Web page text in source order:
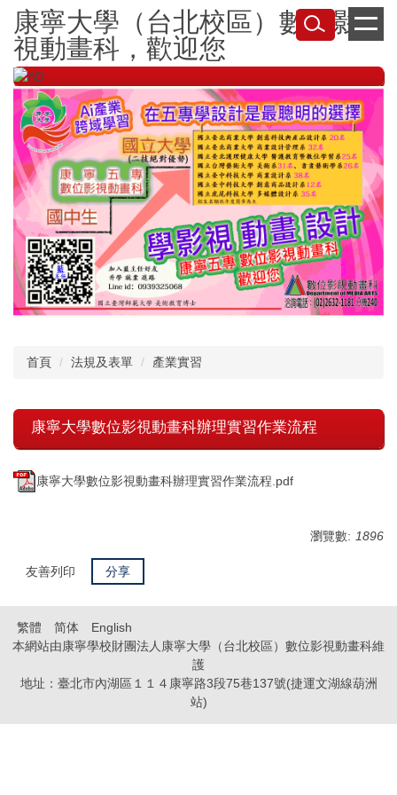
跳
到
主
要
內
容
康寧大學（台北校區）數位影
視動畫科，歡迎您
首頁 法規及表單 產業實習
康寧大學數位影視動畫科辦理實習作業流程
康寧大學數位影視動畫科辦理實習作業流程.pdf
瀏覽數: 1896
友善列印 分享
繁體 简体
English
本網站由康寧學校財團法人康寧大學（台北校區）數位影視動畫科維
護
地址：臺北市內湖區１１４康寧路3段75巷137號(捷運文湖線葫洲
站)